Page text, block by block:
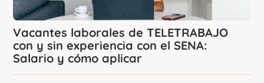
Vacantes laborales de TELETRABAJO
con y sin experiencia con el SENA:
Salario y cómo aplicar